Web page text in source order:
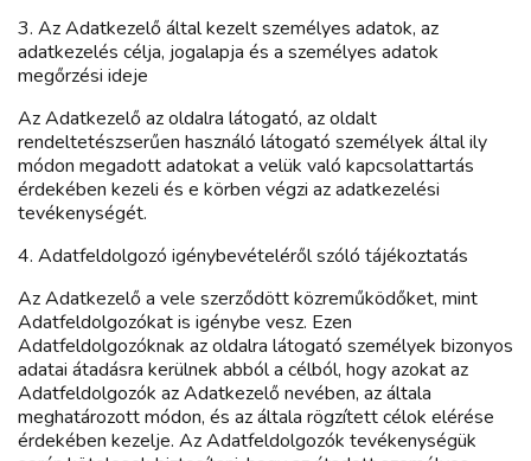
3. Az Adatkezelő által kezelt személyes adatok, az
adatkezelés célja, jogalapja és a személyes adatok
megőrzési ideje
Az Adatkezelő az oldalra látogató, az oldalt
rendeltetészserűen használó látogató személyek által ily
módon megadott adatokat a velük való kapcsolattartás
érdekében kezeli és e körben végzi az adatkezelési
tevékenységét.
4. Adatfeldolgozó igénybevételéről szóló tájékoztatás
Az Adatkezelő a vele szerződött közreműködőket, mint
Adatfeldolgozókat is igénybe vesz. Ezen
Adatfeldolgozóknak az oldalra látogató személyek bizonyos
adatai átadásra kerülnek abból a célból, hogy azokat az
Adatfeldolgozók az Adatkezelő nevében, az általa
meghatározott módon, és az általa rögzített célok elérése
érdekében kezelje. Az Adatfeldolgozók tevékenységük